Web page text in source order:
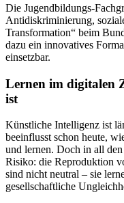
Die Jugendbildungs-
Antidiskriminierung,
Transformation“ beim
dazu ein innovatives
einsetzbar.
Lernen im digitalen
ist
Künstliche Intelligenz ist
beeinflusst schon heute,
und lernen. Doch in all
Risiko: die Reproduktion
sind nicht neutral – sie
gesellschaftliche